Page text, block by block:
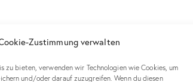
Zustimmung verwalten
zu bieten, verwenden wir Technologien wie Cookies, um
und/oder darauf zuzugreifen. Wenn du diesen